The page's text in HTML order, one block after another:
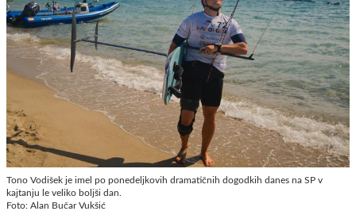
Tono Vodišek je imel po ponedeljkovih dramatičnih dogodkih danes na SP v
kajtanju le veliko boljši dan.
Foto: Alan Bučar Vukšić